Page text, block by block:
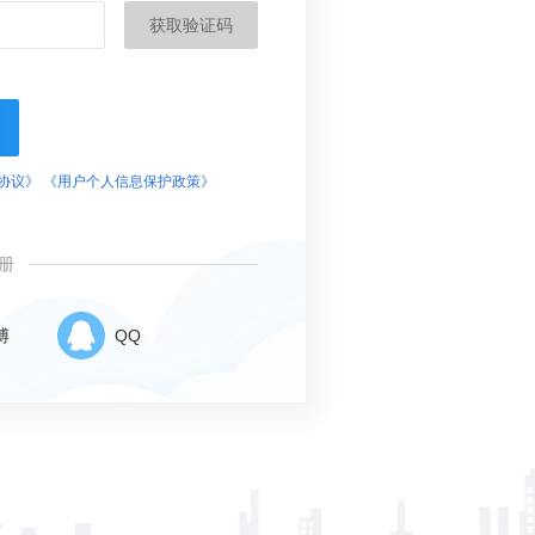
获取验证码
议》 《用户个人信息保护政策》
QQ